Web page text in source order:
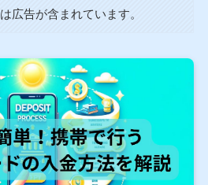
広告が含まれています。